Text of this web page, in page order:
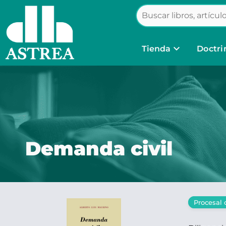
Tienda keyboard_arrow_down
Demanda civil
Procesal